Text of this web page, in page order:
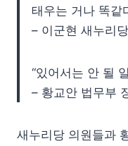
태우는 거나 똑같
– 이군현 새누리
“있어서는 안 될
– 황교안 법무부
새누리당 의원들과